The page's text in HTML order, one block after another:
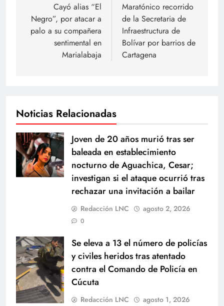
entradas
Cayó alias “El
Negro”, por atacar a
palo a su compañera
sentimental en
Marialabaja
Maratónico recorrido
de la Secretaria de
Infraestructura de
Bolívar por barrios de
Cartagena
Noticias Relacionadas
Joven de 20 años murió tras ser
baleada en establecimiento
nocturno de Aguachica, Cesar;
investigan si el ataque ocurrió tras
rechazar una invitación a bailar
Redacción LNC agosto 2, 2026
0
Se eleva a 13 el número de policías
y civiles heridos tras atentado
contra el Comando de Policía en
Cúcuta
Redacción LNC agosto 1, 2026